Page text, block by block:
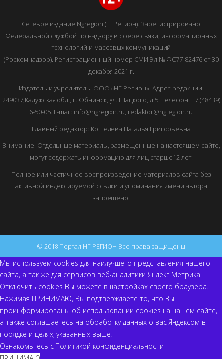
Сетевое издание Ngregion (НГРегион). Зарегистрировано
Федеральной службой по надзору в сфере связи, информационных
технологий и массовых коммуникаций
(Роскомнадзор). Регистрационный номер СМИ Эл № ФС77-82476 от 30
декабря 2021 г.
Издатель и учредитель: ООО «НГ-Регион». Адрес редакции:
249037,Калужская обл., г. Обнинск, ул. Шацкого, д.5. Телефон: +7 (48439)
6-50-05. E-mail: info@ngregion.ru, redaktor@ngregion.ru
Главный редактор: Кошелева Наталья Григорьевна
Внимание! Отдельные материалы, размещенные на настоящем сайте,
могут содержать информацию для лиц старше12 лет.
Полное или частичное воспроизведение материалов сайта без
активной индексируемой ссылки и упоминания имени автора
запрещено.
© 2018 Портал НГ-РЕГИОН Все права защищены
Мы используем cookies для наилучшего представления нашего
сайта, а так же для сервисов веб-аналитики Яндекс Метрика.
Отключить cookies Вы можете в настройках своего браузера.
Нажимая ПРИНИМАЮ, Вы подтверждаете то, что Вы
проинформированы об использовании cookies на нашем сайте,
а также соглашаетесь на обработку данных о вас Яндексом в
порядке и целях, указанных выше.
Ознакомьтесь с Политикой конфиденциальности